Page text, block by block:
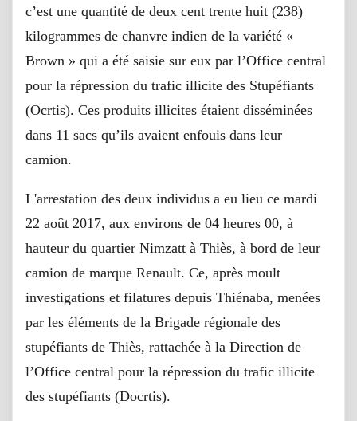
c’est une quantité de deux cent trente huit (238)
kilogrammes de chanvre indien de la variété «
Brown » qui a été saisie sur eux par l’Office central
pour la répression du trafic illicite des Stupéfiants
(Ocrtis). Ces produits illicites étaient disséminées
dans 11 sacs qu’ils avaient enfouis dans leur
camion.
L'arrestation des deux individus a eu lieu ce mardi
22 août 2017, aux environs de 04 heures 00, à
hauteur du quartier Nimzatt à Thiès, à bord de leur
camion de marque Renault. Ce, après moult
investigations et filatures depuis Thiénaba, menées
par les éléments de la Brigade régionale des
stupéfiants de Thiès, rattachée à la Direction de
l’Office central pour la répression du trafic illicite
des stupéfiants (Docrtis).